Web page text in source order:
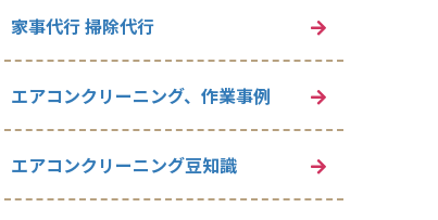
家事代行 掃除代行
エアコンクリーニング、作業事例
エアコンクリーニング豆知識